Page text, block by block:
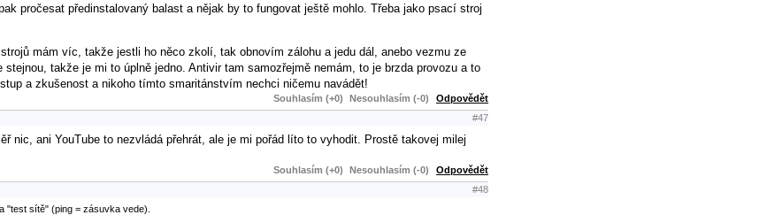
pročesat předinstalovaný balast a nějak by to fungovat ještě mohlo. Třeba jako psací stroj
mám víc, takže jestli ho něco zkolí, tak obnovím zálohu a jedu dál, anebo vezmu ze
takže je mi to úplně jedno. Antivir tam samozřejmě nemám, to je brzda provozu a to
a zkušenost a nikoho tímto smaritánstvím nechci ničemu navádět!
Souhlasím (+0) Nesouhlasím (-0) Odpovědět
#47
nic, ani YouTube to nezvládá přehrát, ale je mi pořád líto to vyhodit. Prostě takovej milej
Souhlasím (+0) Nesouhlasím (-0) Odpovědět
#48
"test sítě" (ping = zásuvka vede).